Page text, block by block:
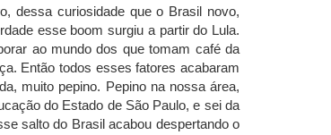
dessa curiosidade que o Brasil novo,
esse boom surgiu a partir do Lula.
ao mundo dos que tomam café da
Então todos esses fatores acabaram
muito pepino. Pepino na nossa área,
do Estado de São Paulo, e sei da
salto do Brasil acabou despertando o